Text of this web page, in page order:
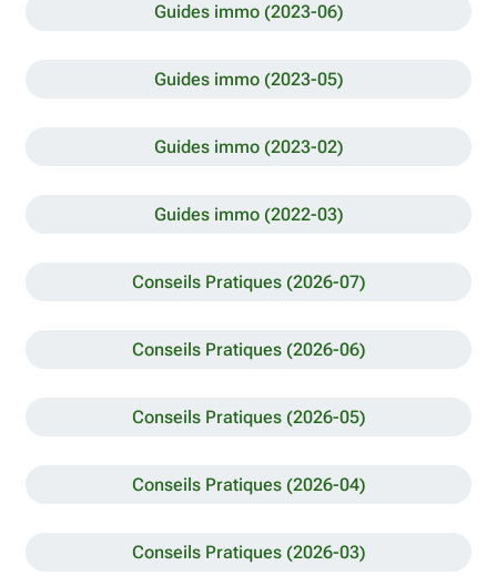
Guides immo (2023-06)
Guides immo (2023-05)
Guides immo (2023-02)
Guides immo (2022-03)
Conseils Pratiques (2026-07)
Conseils Pratiques (2026-06)
Conseils Pratiques (2026-05)
Conseils Pratiques (2026-04)
Conseils Pratiques (2026-03)